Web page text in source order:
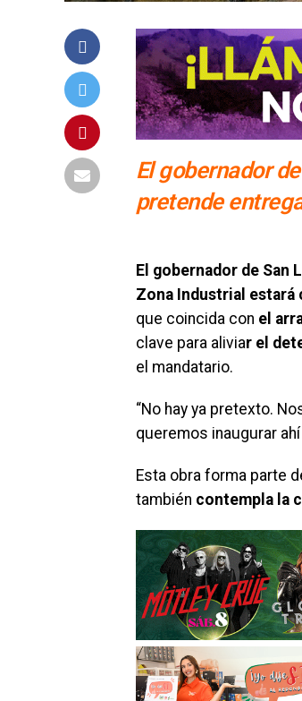
El gobernador
pretende
El gobernador de San
Zona Industrial estará
que coincida con el
clave para aliviar el
el mandatario.
“No hay ya pretexto.
queremos inaugurar
Esta obra forma parte
también contempla la